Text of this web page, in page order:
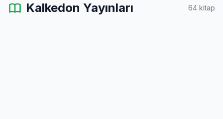
Kalkedon Yayınları 64 kitap